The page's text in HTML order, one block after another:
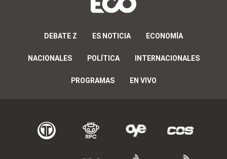
DEBATE Z ES NOTICIA ECONOMÍA
NACIONALES POLÍTICA INTERNACIONALES
PROGRAMAS EN VIVO